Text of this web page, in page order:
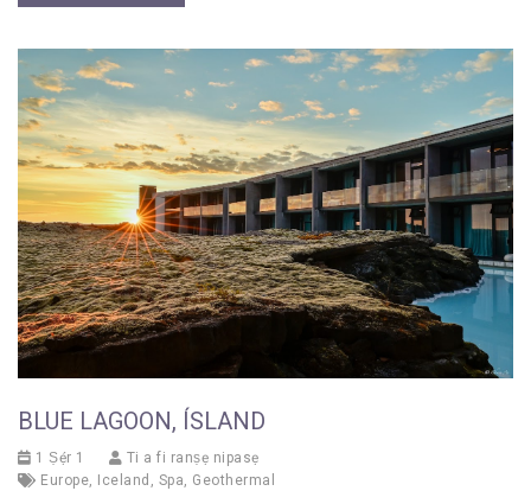
BLUE LAGOON, ÍSLAND
1 Ṣẹ́r 1
Ti a fi ranṣẹ nipasẹ
Europe, Iceland , Spa, Geothermal